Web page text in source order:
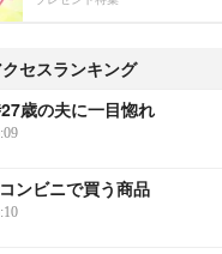
セスランキング
歳の夫に一目惚れ
ンビニで買う商品